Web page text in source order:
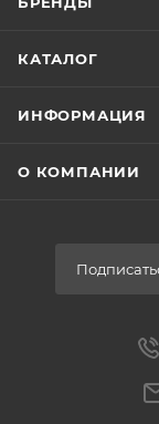
КАТАЛОГ
ИНФОРМАЦИЯ
О КОМПАНИИ